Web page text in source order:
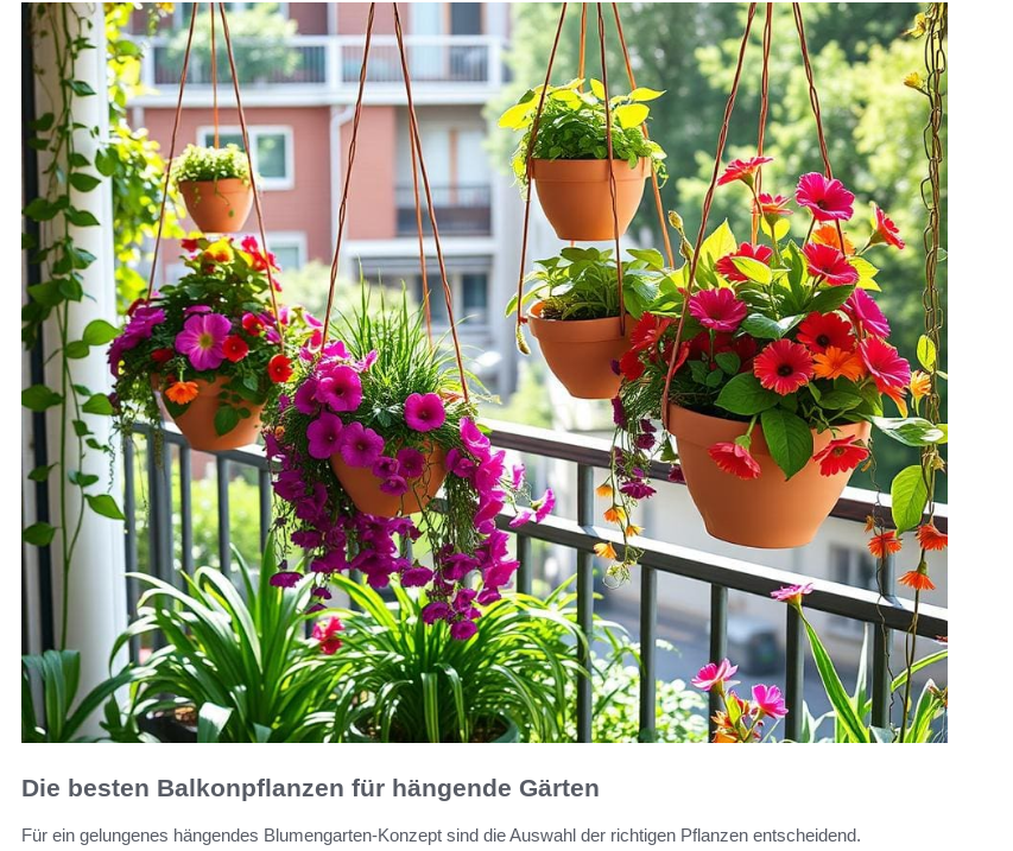
Die besten Balkonpflanzen für hängende Gärten
Für ein gelungenes hängendes Blumengarten-Konzept sind die Auswahl der richtigen Pflanzen entscheidend.